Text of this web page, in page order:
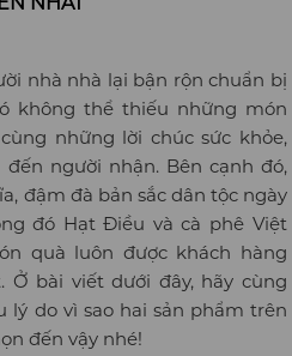
nhà nhà lại bận rộn chuẩn bị
không thể thiếu những món
những lời chúc sức khỏe,
người nhận. Bên cạnh đó,
đậm đà bản sắc dân tộc ngày
đó Hạt Điều và cà phê Việt
quà luôn được khách hàng
Ở bài viết dưới đây, hãy cùng
do vì sao hai sản phẩm trên
đến vậy nhé!